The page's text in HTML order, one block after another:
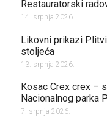
Restauratorski
14. srpnja 2026.
Likovni prikazi
stoljeća
13. srpnja 2026.
Kosac Crex crex –
Nacionalnog parka
7. srpnja 2026.